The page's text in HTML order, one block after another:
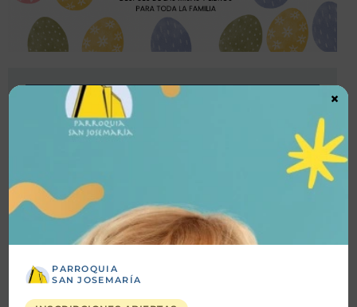
Detalles
Hora inicio:
PARROQUIA
SAN JOSEMARÍA
×